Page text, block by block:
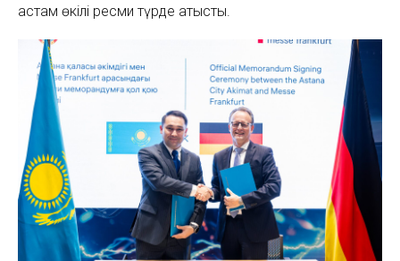
астам өкілі ресми түрде қатысты.